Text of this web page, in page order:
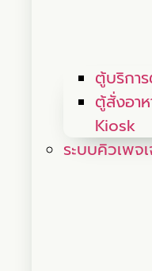
ตู้บริกา
ตู้สั่งอา
Kiosk
ระบบคิวเพจ